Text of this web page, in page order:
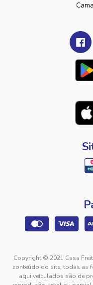
Copyright © 2021 Casa
conteúdo do site, todas as
aqui veículados são de